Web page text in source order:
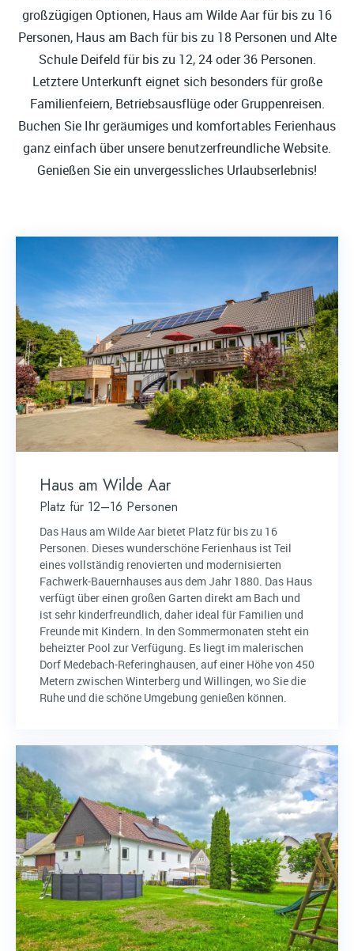
großzügigen Optionen, Haus am Wilde Aar für bis zu 16
Personen, Haus am Bach für bis zu 18 Personen und Alte
Schule Deifeld für bis zu 12, 24 oder 36 Personen.
Letztere Unterkunft eignet sich besonders für große
Familienfeiern, Betriebsausflüge oder Gruppenreisen.
Buchen Sie Ihr geräumiges und komfortables Ferienhaus
ganz einfach über unsere benutzerfreundliche Website.
Genießen Sie ein unvergessliches Urlaubserlebnis!
Haus am Wilde Aar
Platz für 12–16 Personen
Das Haus am Wilde Aar bietet Platz für bis zu 16
Personen. Dieses wunderschöne Ferienhaus ist Teil
eines vollständig renovierten und modernisierten
Fachwerk-Bauernhauses aus dem Jahr 1880. Das Haus
verfügt über einen großen Garten direkt am Bach und
ist sehr kinderfreundlich, daher ideal für Familien und
Freunde mit Kindern. In den Sommermonaten steht ein
beheizter Pool zur Verfügung. Es liegt im malerischen
Dorf Medebach-Referinghausen, auf einer Höhe von 450
Metern zwischen Winterberg und Willingen, wo Sie die
Ruhe und die schöne Umgebung genießen können.